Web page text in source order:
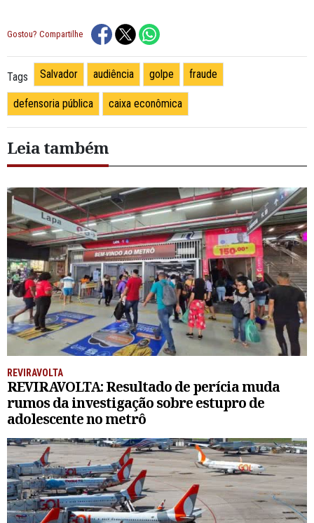
Gostou? Compartilhe
Tags Salvador audiência golpe fraude
defensoria pública caixa econômica
Leia também
REVIRAVOLTA
REVIRAVOLTA: Resultado de perícia muda
rumos da investigação sobre estupro de
adolescente no metrô